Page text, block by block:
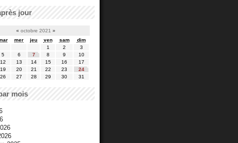
jour
« octobre 2021 »
mer jeu ven sam
dim
1
2
3
5 6 7 8 9
10
12 13 14 15 16
17
19 20 21 22 23
24
26 27 28 29 30 31
mois